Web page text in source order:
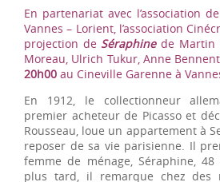
En partenariat avec l’association
Vannes – Lorient, l’association
projection de Séraphine de Martin
Moreau, Ulrich Tukur, Anne
20h00 au Cineville Garenne à
En 1912, le collectionneur
premier acheteur de Picasso et
Rousseau, loue un appartement à
reposer de sa vie parisienne. Il
femme de ménage, Séraphine,
plus tard, il remarque chez des